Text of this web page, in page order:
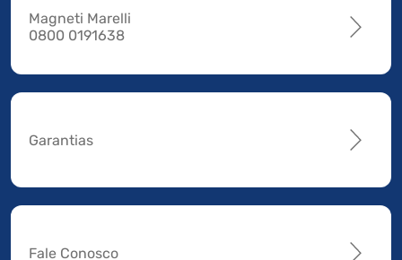
Magneti Marelli
0800 0191638
Garantias
Fale Conosco